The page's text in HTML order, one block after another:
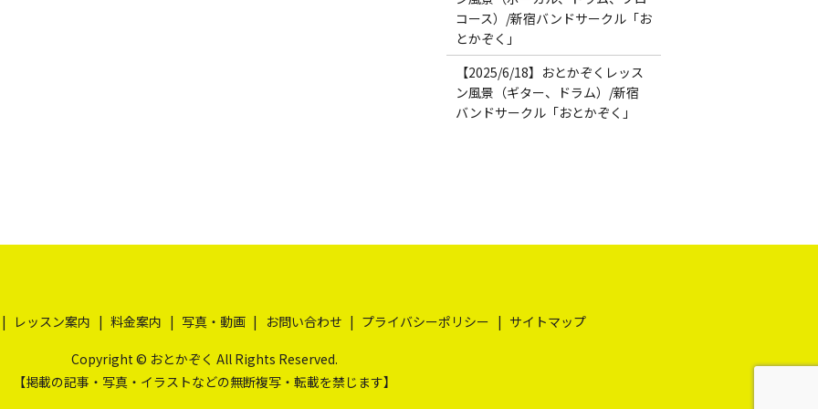
コース）/新宿バンドサークル「お
とかぞく」
【2025/6/18】おとかぞくレッス
ン風景（ギター、ドラム）/新宿
バンドサークル「おとかぞく」
レッスン案内 料金案内 写真・動画 お問い合わせ プライバシーポリシー サイトマップ
Copyright © おとかぞく All Rights Reserved.
【掲載の記事・写真・イラストなどの無断複写・転載を禁じます】